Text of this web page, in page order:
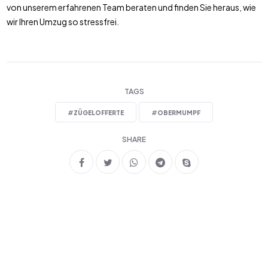
von unserem erfahrenen Team beraten und finden Sie heraus, wie
wir Ihren Umzug so stressfrei.
TAGS
#ZÜGELOFFERTE #OBERMUMPF
SHARE